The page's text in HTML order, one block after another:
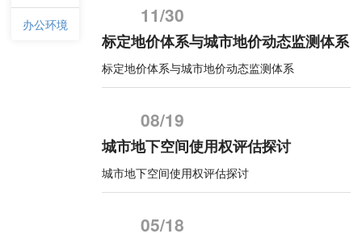
办公环境 11/30
标定地价体系与城市地价动态监测体系
标定地价体系与城市地价动态监测体系
08/19
城市地下空间使用权评估探讨
城市地下空间使用权评估探讨
05/18